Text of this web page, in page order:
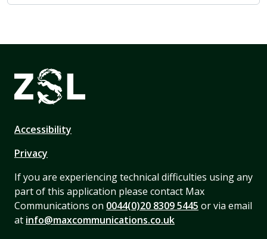
Accessibility
Privacy
If you are experiencing technical difficulties using any
part of this application please contact Max
Communications on 0044(0)20 8309 5445 or via email
at info@maxcommunications.co.uk